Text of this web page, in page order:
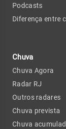
Podcasts
Diferença entre
Chuva
Chuva Agora
Radar RJ
Outros radares
Chuva prevista
Chuva